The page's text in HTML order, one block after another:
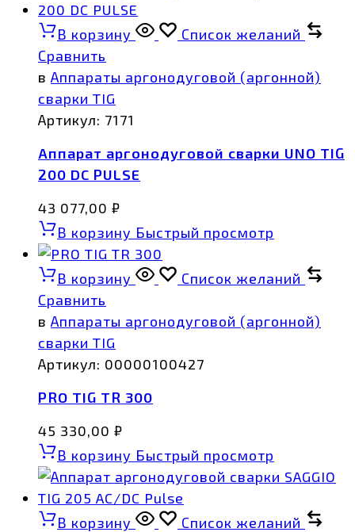
В корзину
Список желаний
Сравнить
в Аппараты аргонодуговой (аргонной)
сварки TIG
Артикул: 7171
Аппарат аргонодуговой сварки UNO TIG
200 DC PULSE
43 077,00 ₽
В корзину Быстрый просмотр
В корзину
Список желаний
Сравнить
в Аппараты аргонодуговой (аргонной)
сварки TIG
Артикул: 00000100427
PRO TIG TR 300
45 330,00 ₽
В корзину Быстрый просмотр
В корзину
Список желаний